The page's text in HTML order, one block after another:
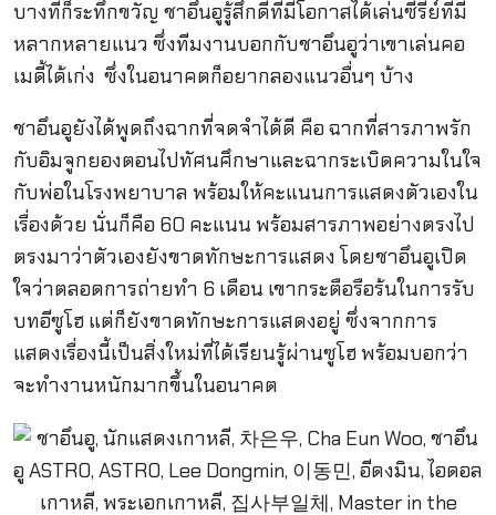
บางทีก็ระทึกขวัญ ชาอึนอูรู้สึกดีที่มีโอกาสได้เล่นซีรี่ย์ที่มี
หลากหลายแนว ซึ่งทีมงานบอกกับชาอึนอูว่าเขาเล่นคอ
เมดี้ได้เก่ง ซึ่งในอนาคตก็อยากลองแนวอื่นๆ บ้าง
ชาอึนอูยังได้พูดถึงฉากที่จดจำได้ดี คือ ฉากที่สารภาพรัก
กับอิมจูกยองตอนไปทัศนศึกษาและฉากระเบิดความในใจ
กับพ่อในโรงพยาบาล พร้อมให้คะแนนการแสดงตัวเองใน
เรื่องด้วย นั่นก็คือ 60 คะแนน พร้อมสารภาพอย่างตรงไป
ตรงมาว่าตัวเองยังขาดทักษะการแสดง โดยชาอึนอูเปิด
ใจว่าตลอดการถ่ายทำ 6 เดือน เขากระตือรือร้นในการรับ
บทอีซูโฮ แต่ก็ยังขาดทักษะการแสดงอยู่ ซึ่งจากการ
แสดงเรื่องนี้เป็นสิ่งใหม่ที่ได้เรียนรู้ผ่านซูโฮ พร้อมบอกว่า
จะทำงานหนักมากขึ้นในอนาคต